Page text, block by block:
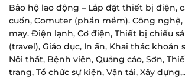
Bảo hộ lao động – Lắp đặt thiết bị điện,
cuốn, Comuter (phần mềm). Công nghệ,
may. Điện lạnh, Cơ điện, Thiết bị chiếu
(travel), Giáo dục, In ấn, Khai thác khoán
Nội thất, Bệnh viện, Quảng cáo, Sơn,
trang, Tổ chức sự kiện, Vận tải, Xây